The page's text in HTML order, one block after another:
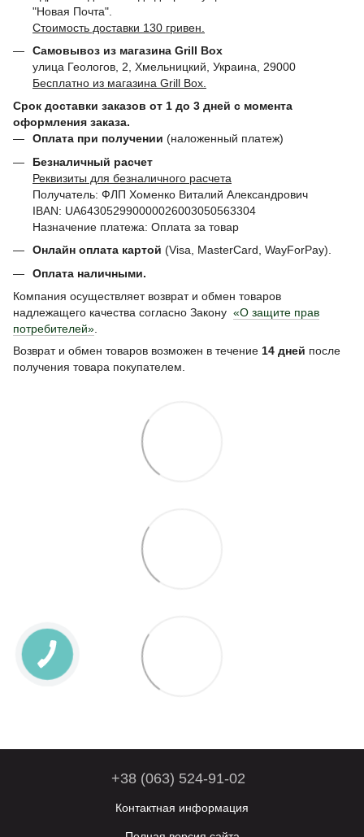
"Новая Почта".
Стоимость доставки 130 гривен.
Самовывоз из магазина Grill Box
улица Геологов, 2, Хмельницкий, Украина, 29000
Бесплатно из магазина Grill Box.
Срок доставки заказов от 1 до 3 дней с момента
оформления заказа.
Оплата при получении (наложенный платеж)
Безналичный расчет
Реквизиты для безналичного расчета
Получатель: ФЛП Хоменко Виталий Александрович
IBAN: UA643052990000026003050563304
Назначение платежа: Оплата за товар
Онлайн оплата картой (Visa, MasterCard, WayForPay).
Оплата наличными.
Компания осуществляет возврат и обмен товаров
надлежащего качества согласно Закону «О защите прав
потребителей»
Возврат и обмен товаров возможен в течение 14 дней после
получения товара покупателем.
+38 (063) 524-91-02
Контактная информация